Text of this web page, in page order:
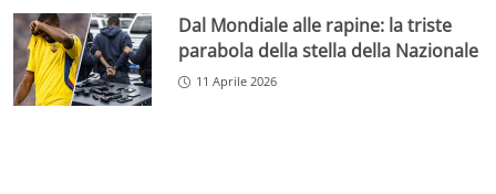
Dal Mondiale alle rapine: la triste
parabola della stella della Nazionale
11 Aprile 2026